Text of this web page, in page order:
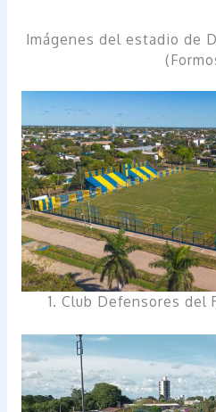
Imágenes del estadio de
1. Club Defensores del